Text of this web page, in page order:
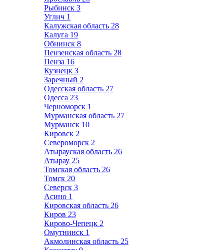
Рыбинск 3
Углич 1
Калужская область 28
Калуга 19
Обнинск 8
Пензенская область 28
Пенза 16
Кузнецк 3
Заречный 2
Одесская область 27
Одесса 23
Черноморск 1
Мурманская область 27
Мурманск 10
Кировск 2
Североморск 2
Атырауская область 26
Атырау 25
Томская область 26
Томск 20
Северск 3
Асино 1
Кировская область 26
Киров 23
Кирово-Чепецк 2
Омутнинск 1
Акмолинская область 25